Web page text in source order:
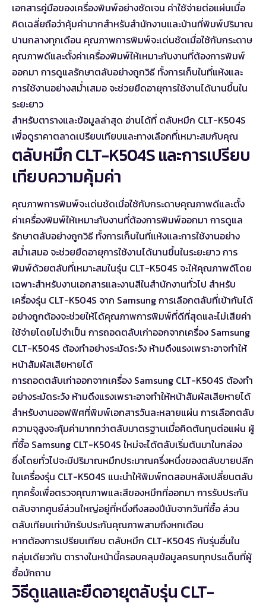
เอกสารคู่มือของเครื่องพิมพ์อย่างชัดเจน ค่าใช้จ่ายต่อแผ่นเมื่อ
คิดเฉลี่ยถือว่าคุ้มค่ามากสำหรับสำนักงานและบ้านที่พิมพ์ปริมาณ
ปานกลางทุกเดือน คุณภาพการพิมพ์จะเด่นชัดเมื่อใช้กับกระดาษ
คุณภาพดีและตั้งค่าเครื่องพิมพ์ให้เหมาะกับงานที่ต้องการพิมพ์
ออกมา การดูแลรักษาตลับอย่างถูกวิธี ทั้งการเก็บในที่แห้งและ
การใช้งานอย่างสม่ำเสมอ จะช่วยยืดอายุการใช้งานได้นานขึ้นใน
ระยะยาว
สำหรับตารางและข้อมูลล่าสุด อ่านได้ที่ ตลับหมึก CLT-K504S
เพื่อดูราคาตลาดเปรียบเทียบและทางเลือกที่เหมาะสมกับคุณ
ตลับหมึก CLT-K504S และการเปรียบ
เทียบความคุ้มค่า
คุณภาพการพิมพ์จะเด่นชัดเมื่อใช้กับกระดาษคุณภาพดีและตั้ง
ค่าเครื่องพิมพ์ให้เหมาะกับงานที่ต้องการพิมพ์ออกมา การดูแล
รักษาตลับอย่างถูกวิธี ทั้งการเก็บในที่แห้งและการใช้งานอย่าง
สม่ำเสมอ จะช่วยยืดอายุการใช้งานได้นานขึ้นในระยะยาว การ
พิมพ์ด้วยตลับที่เหมาะสมในรุ่น CLT-K504S จะให้คุณภาพดีโดย
เฉพาะสำหรับงานเอกสารและงานสีในสำนักงานทั่วไป สำหรับ
เครื่องรุ่น CLT-K504S จาก Samsung การเลือกตลับที่เข้ากันได้
อย่างถูกต้องจะช่วยให้ได้คุณภาพการพิมพ์ที่ดีที่สุดและไม่เสียค่า
ใช้จ่ายโดยไม่จำเป็น การถอดตลับเก่าออกจากเครื่อง Samsung
CLT-K504S ต้องทำอย่างระมัดระวัง ห้ามดึงแรงเพราะอาจทำให้
หน้าสัมผัสเสียหายได้
การถอดตลับเก่าออกจากเครื่อง Samsung CLT-K504S ต้องทำ
อย่างระมัดระวัง ห้ามดึงแรงเพราะอาจทำให้หน้าสัมผัสเสียหายได้
สำหรับงานออฟฟิศที่พิมพ์เอกสารวันละหลายแผ่น การเลือกตลับ
ความจุสูงจะคุ้มค่ามากกว่าตลับมาตรฐานเมื่อคิดต้นทุนต่อแผ่น ผู้
ที่ซื้อ Samsung CLT-K504S ใหม่จะได้ตลับเริ่มต้นมาในกล่อง
ซึ่งโดยทั่วไปจะมีปริมาณหมึกประมาณครึ่งหนึ่งของตลับขายปลีก
ในเครื่องรุ่น CLT-K504S แนะนำให้พิมพ์ทดสอบหลังเปลี่ยนตลับ
ทุกครั้งเพื่อตรวจคุณภาพและสีของหมึกที่ออกมา การรับประกัน
ตลับจากศูนย์ส่วนใหญ่อยู่ที่หนึ่งถึงสองปีนับจากวันที่ซื้อ ส่วน
ตลับเทียบเท่ามักรับประกันคุณภาพสามถึงหกเดือน
หากต้องการเปรียบเทียบ ตลับหมึก CLT-K504S กับรุ่นอื่นใน
กลุ่มเดียวกัน ตารางในหน้านี้ครอบคลุมข้อมูลครบทุกประเด็นที่ผู้
ซื้อมักถาม
วิธีดูแลและยืดอายุตลับรุ่น CLT-